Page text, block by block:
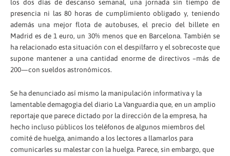
los dos días de descanso semanal, una jornada sin tiempo de
presencia ni las 80 horas de cumplimiento obligado y, teniendo
además una mejor flota de autobuses, el precio del billete en
Madrid es de 1 euro, un 30% menos que en Barcelona. También se
ha relacionado esta situación con el despilfarro y el sobrecoste que
supone mantener a una cantidad enorme de directivos –más de
200—con sueldos astronómicos.
Se ha denunciado así mismo la manipulación informativa y la
lamentable demagogia del diario La Vanguardia que, en un amplio
reportaje que parece dictado por la dirección de la empresa, ha
hecho incluso públicos los teléfonos de algunos miembros del
comité de huelga, animando a los lectores a llamarlos para
comunicarles su malestar con la huelga. Parece, sin embargo, que